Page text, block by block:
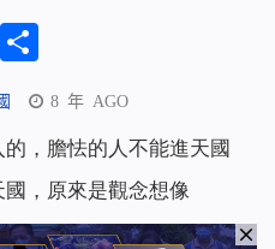
Plurk
享
8 年 AGO
，膽怯的人不能進天國
，原來是觀念想像